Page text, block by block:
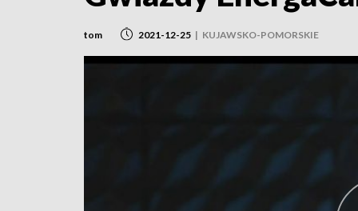
tom 2021-12-25 | KUJAWSKO-POMORSKIE